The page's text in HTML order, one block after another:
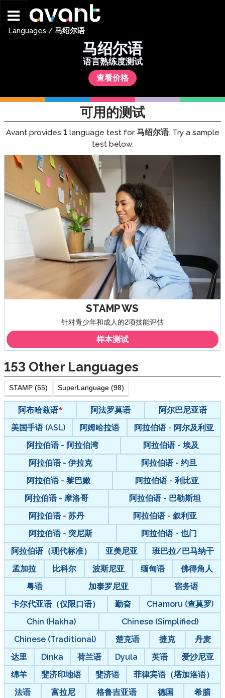
Languages / 马绍尔语
马绍尔语
语言熟练度测试
查看价格
可用的测试
Avant provides 1language test for 马绍尔语. Try a sample
test below.
STAMP WS
针对青少年和成人的2项技能评估
样本测试
153 Other Languages
STAMP (55) SuperLanguage (98)
阿布哈兹语 阿法罗莫语
阿尔巴尼亚语
美国手语 (ASL)
阿姆哈拉语
阿拉伯语 - 阿尔及利亚
阿拉伯语 - 阿拉伯湾
阿拉伯语 - 埃及
阿拉伯语 - 伊拉克
阿拉伯语 - 约旦
阿拉伯语 - 黎巴嫩
阿拉伯语 - 利比亚
阿拉伯语 - 摩洛哥
阿拉伯语 - 巴勒斯坦
阿拉伯语 - 苏丹
阿拉伯语 - 叙利亚
阿拉伯语 - 突尼斯
阿拉伯语 - 也门
阿拉伯语（现代标准）
亚美尼亚
班巴拉/巴马纳干
孟加拉
比科尔 波斯尼亚 缅甸语
佛得角人
粤语
加泰罗尼亚
宿务语
卡尔代亚语（仅限口语）
勤奋
CHamoru (查莫罗)
Chin (Hakha)
Chinese (Simplified)
Chinese (Traditional)
楚克语 捷克
丹麦
达里
Dinka 荷兰语 Dyula 英语
爱沙尼亚
绵羊
斐济印地语 斐济语
菲律宾语（塔加洛语）
法语
富拉尼 格鲁吉亚语 德国
希腊